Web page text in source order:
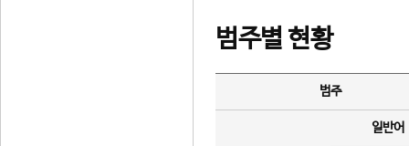
범주별 현황
범주
일반어